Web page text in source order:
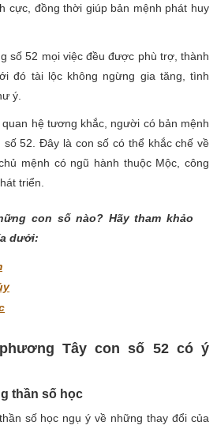
cực, đồng thời giúp bản mệnh phát huy
số 52 mọi việc đều được phù trợ, thành
đó tài lộc không ngừng gia tăng, tình
ý.
hệ tương khắc, người có bản mệnh
số 52. Đây là con số có thể khắc chế về
mệnh có ngũ hành thuộc Mộc, công
triển.
con số nào? Hãy tham khảo
dưới:
Tây con số 52 có ý
thần số học
số học ngụ ý về những thay đổi của